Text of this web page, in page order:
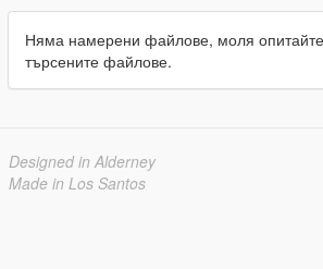
Няма намерени файлове, моля
търсените файлове.
Designed in Alderney
Made in Los Santos